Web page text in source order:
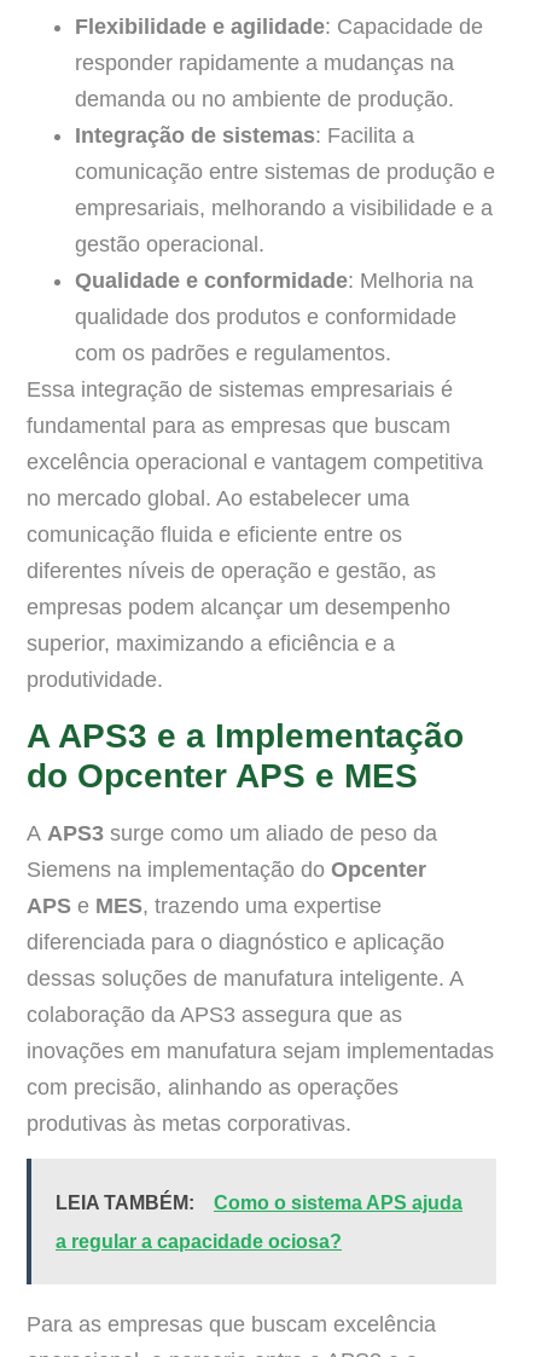
Flexibilidade e agilidade: Capacidade de
responder rapidamente a mudanças na
demanda ou no ambiente de produção.
Integração de sistemas: Facilita a
comunicação entre sistemas de produção e
empresariais, melhorando a visibilidade e a
gestão operacional.
Qualidade e conformidade: Melhoria na
qualidade dos produtos e conformidade
com os padrões e regulamentos.
Essa integração de sistemas empresariais é
fundamental para as empresas que buscam
excelência operacional e vantagem competitiva
no mercado global. Ao estabelecer uma
comunicação fluida e eficiente entre os
diferentes níveis de operação e gestão, as
empresas podem alcançar um desempenho
superior, maximizando a eficiência e a
produtividade.
A APS3 e a Implementação
do Opcenter APS e MES
A APS3 surge como um aliado de peso da
Siemens na implementação do Opcenter
APS e MES, trazendo uma expertise
diferenciada para o diagnóstico e aplicação
dessas soluções de manufatura inteligente. A
colaboração da APS3 assegura que as
inovações em manufatura sejam implementadas
com precisão, alinhando as operações
produtivas às metas corporativas.
LEIA TAMBÉM:
Como o sistema APS ajuda
a regular a capacidade ociosa?
Para as empresas que buscam excelência